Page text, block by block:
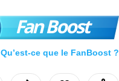
Fan Boost
Qu’est-ce que le FanBoost ?